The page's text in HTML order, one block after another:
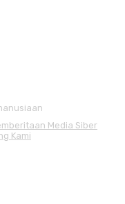
Media Siber
Kami